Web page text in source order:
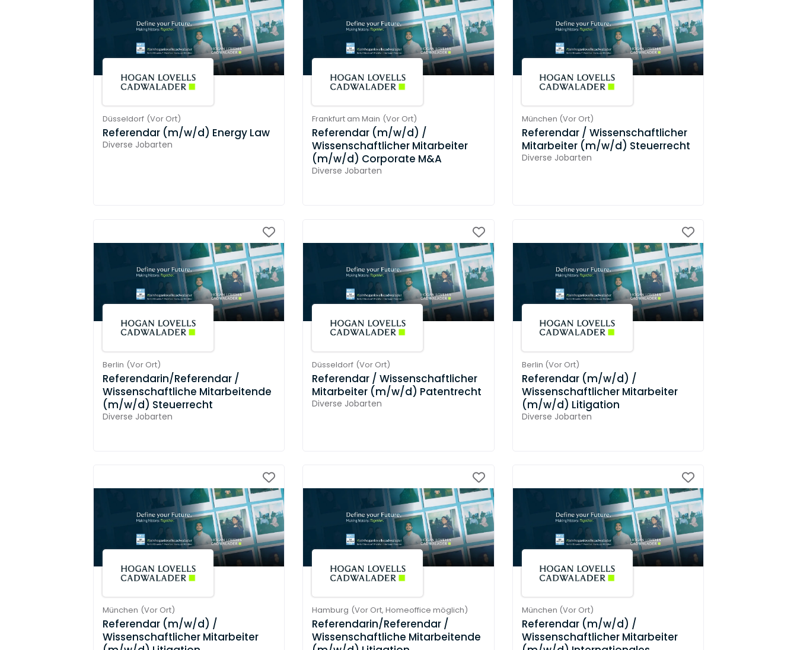
Düsseldorf (Vor Ort)
Referendar (m/w/d) Energy Law
Diverse Jobarten
Frankfurt am Main (Vor Ort)
Referendar (m/w/d) /
Wissenschaftlicher Mitarbeiter
(m/w/d) Corporate M&A
Diverse Jobarten
München (Vor Ort)
Referendar / Wissenschaftlicher
Mitarbeiter (m/w/d) Steuerrecht
Diverse Jobarten
Berlin (Vor Ort)
Referendarin/Referendar /
Wissenschaftliche Mitarbeitende
(m/w/d) Steuerrecht
Diverse Jobarten
Düsseldorf (Vor Ort)
Referendar / Wissenschaftlicher
Mitarbeiter (m/w/d) Patentrecht
Diverse Jobarten
Berlin (Vor Ort)
Referendar (m/w/d) /
Wissenschaftlicher Mitarbeiter
(m/w/d) Litigation
Diverse Jobarten
München (Vor Ort)
Referendar (m/w/d) /
Wissenschaftlicher Mitarbeiter
Hamburg (Vor Ort,Homeoffice möglich)
Referendarin/Referendar /
Wissenschaftliche Mitarbeitende
München (Vor Ort)
Referendar (m/w/d) /
Wissenschaftlicher Mitarbeiter